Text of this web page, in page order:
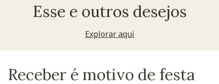
Esse e outros desejos
Explorar aqui
Receber é motivo de festa